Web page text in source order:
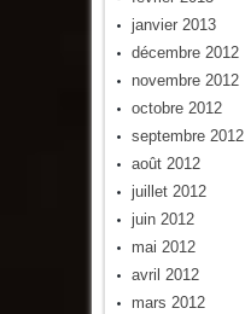
janvier 2013
décembre 2012
novembre 2012
octobre 2012
septembre 2012
août 2012
juillet 2012
juin 2012
mai 2012
avril 2012
mars 2012